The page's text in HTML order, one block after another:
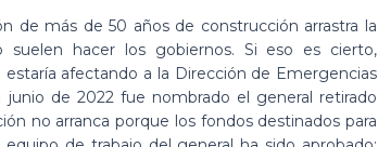
de más de 50 años de construcción arrastra la
suelen hacer los gobiernos. Si eso es cierto,
afectando a la Dirección de Emergencias
de 2022 fue nombrado el general retirado
no arranca porque los fondos destinados para